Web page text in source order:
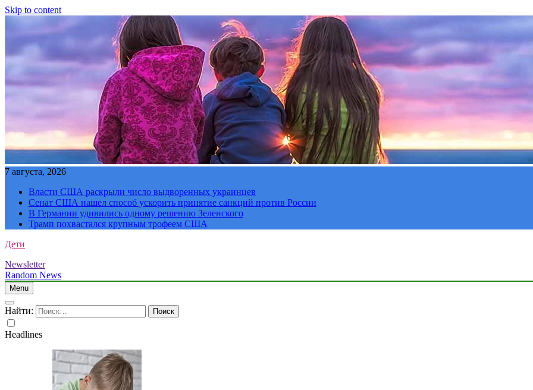
Skip to content
7 августа, 2026
Власти США раскрыли число выдворенных украинцев
Сенат США нашел способ ускорить принятие санкций против России
В Германии удивились одному решению Зеленского
Трамп похвастался крупным трофеем США
Дети
Newsletter
Random News
Menu
Найти:
Headlines